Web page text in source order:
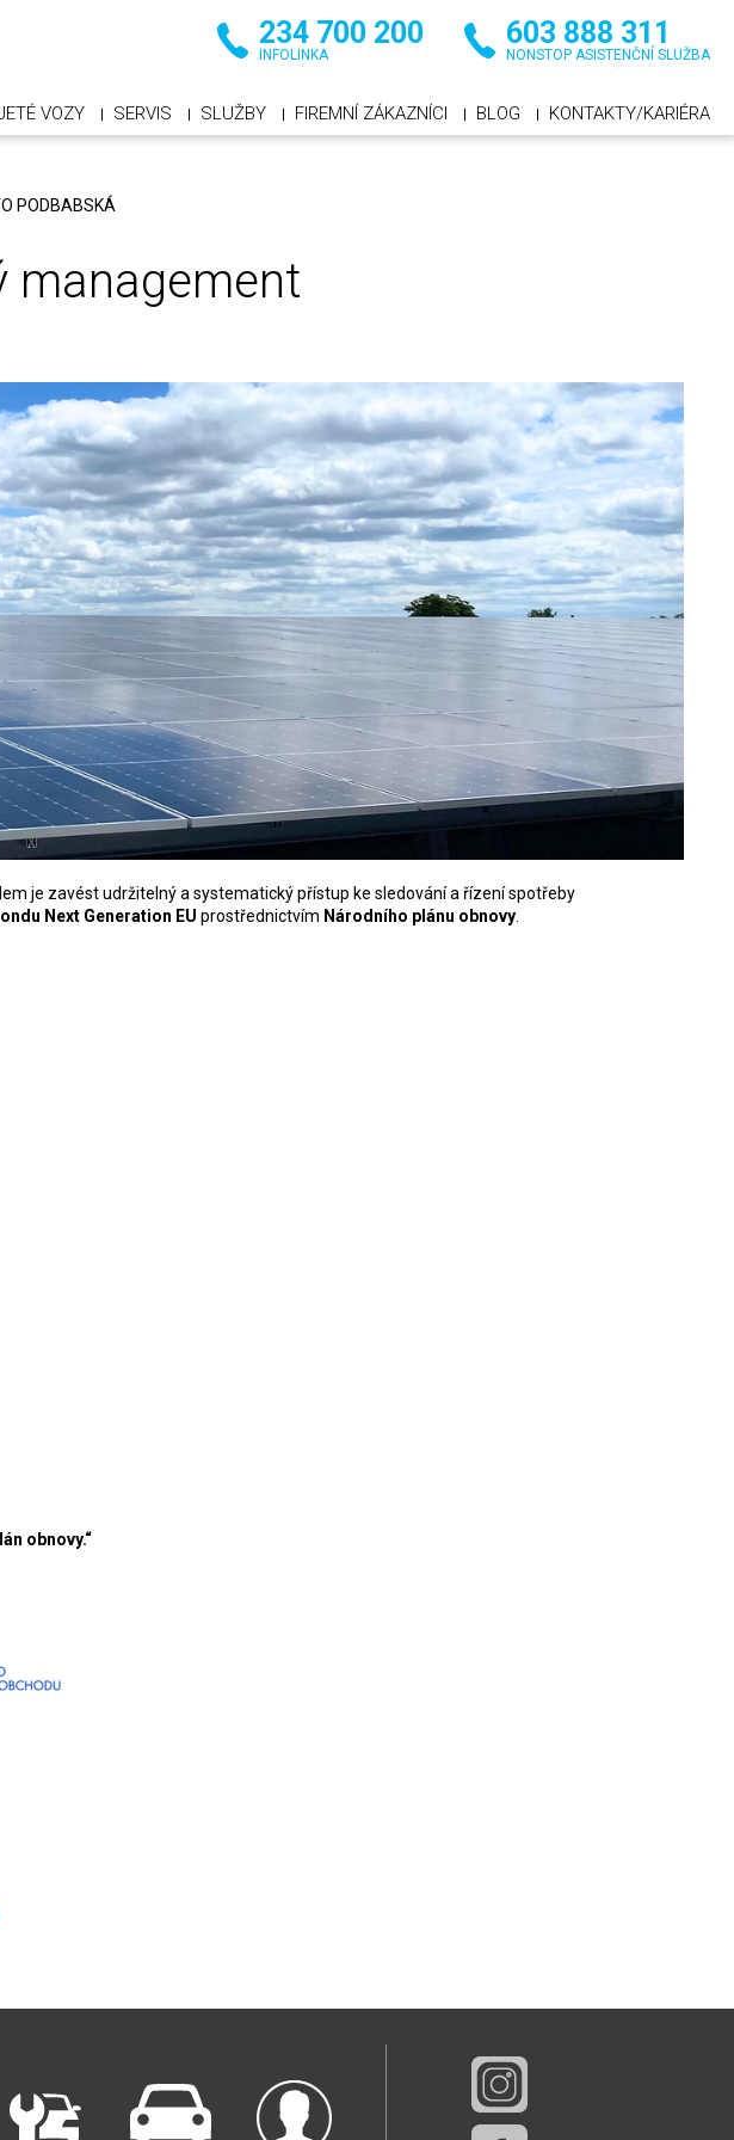
234 700 200
INFOLINKA
603 888 311
NONSTOP ASISTENČNÍ SLUŽBA
VOZY SERVIS SLUŽBY FIREMNÍ ZÁKAZNÍCI BLOG KONTAKTY/KARIÉRA
PODBABSKÁ
management
je zavést udržitelný a systematický přístup ke sledování a řízení spotřeby
Next Generation EU prostřednictvím Národního plánu obnovy
obnovy.“